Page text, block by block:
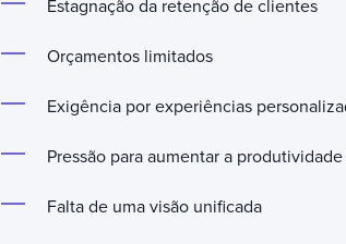
Estagnação da retenção de clientes
Orçamentos limitados
Exigência por experiências
Pressão para aumentar a produtividade
Falta de uma visão unificada